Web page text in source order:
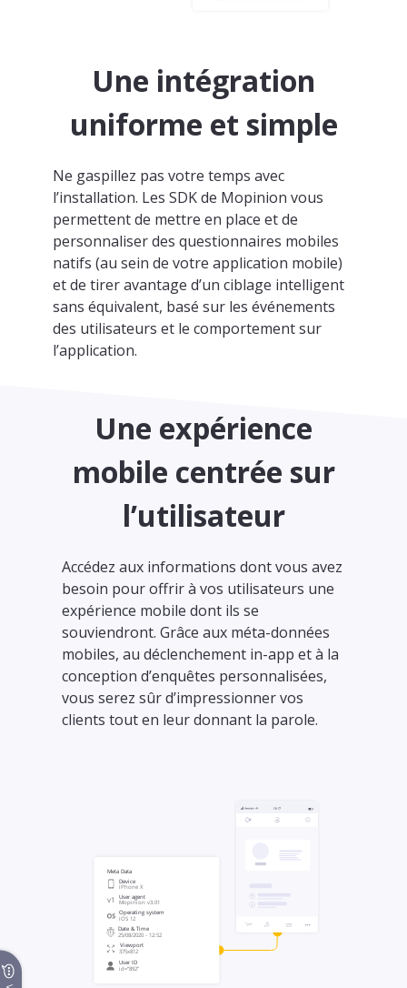
Une intégration
uniforme et simple
Ne gaspillez pas votre temps avec
l’installation. Les SDK de Mopinion vous
permettent de mettre en place et de
personnaliser des questionnaires mobiles
natifs (au sein de votre application mobile)
et de tirer avantage d’un ciblage intelligent
sans équivalent, basé sur les événements
des utilisateurs et le comportement sur
l’application.
Une expérience
mobile centrée sur
l’utilisateur
Accédez aux informations dont vous avez
besoin pour offrir à vos utilisateurs une
expérience mobile dont ils se
souviendront. Grâce aux méta-données
mobiles, au déclenchement in-app et à la
conception d’enquêtes personnalisées,
vous serez sûr d’impressionner vos
clients tout en leur donnant la parole.